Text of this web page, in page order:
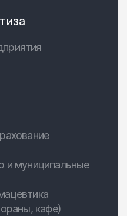
и муниципальные
кафе)